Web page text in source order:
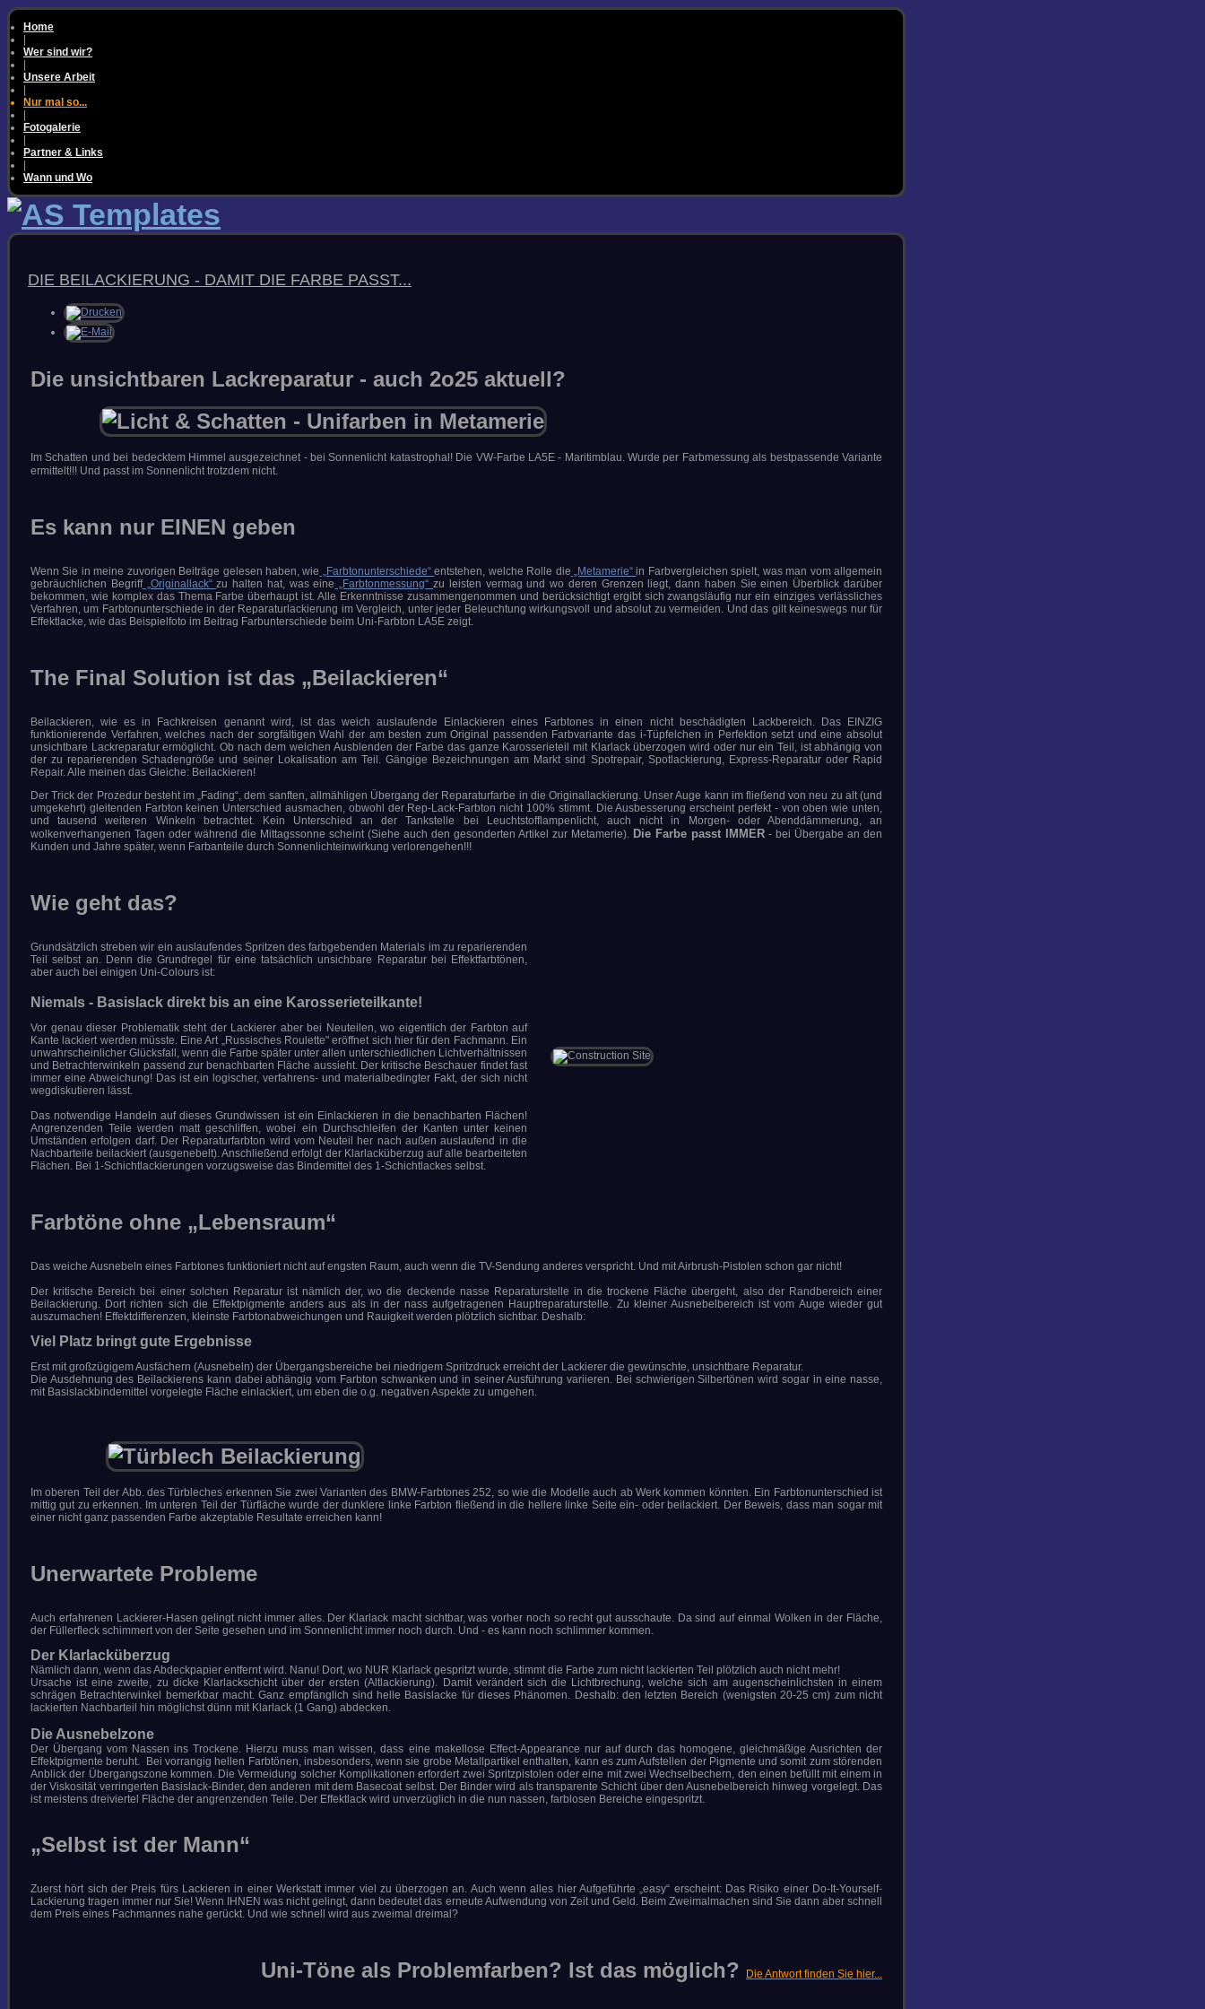
Home
Wer sind wir?
Unsere Arbeit
Nur mal so...
Fotogalerie
Partner & Links
Wann und Wo
DIE BEILACKIERUNG - DAMIT DIE FARBE PASST...
Die unsichtbaren Lackreparatur - auch 2o25 aktuell?
Im Schatten und bei bedecktem Himmel ausgezeichnet - bei Sonnenlicht katastrophal! Die VW-Farbe LA5E - Maritimblau. Wurde per Farbmessung als bestpassende Variante
ermittelt!!! Und passt im Sonnenlicht trotzdem nicht.
Es kann nur EINEN geben
Wenn Sie in meine zuvorigen Beiträge gelesen haben, wie „Farbtonunterschiede“entstehen, welche Rolle die „Metamerie“in Farbvergleichen spielt, was man vom allgemein
gebräuchlichen Begriff„Originallack“zu halten hat, was eine „Farbtonmessung“ zu leisten vermag und wo deren Grenzen liegt, dann haben Sie einen Überblick darüber
bekommen, wie komplex das Thema Farbe überhaupt ist. Alle Erkenntnisse zusammengenommen und berücksichtigt ergibt sich zwangsläufig nur ein einziges verlässliches
Verfahren, um Farbtonunterschiede in der Reparaturlackierung im Vergleich, unter jeder Beleuchtung wirkungsvoll und absolut zu vermeiden. Und das gilt keineswegs nur für
Effektlacke, wie das Beispielfoto im Beitrag Farbunterschiede beim Uni-Farbton LA5E zeigt.
The Final Solution ist das „Beilackieren“
Beilackieren, wie es in Fachkreisen genannt wird, ist das weich auslaufende Einlackieren eines Farbtones in einen nicht beschädigten Lackbereich. Das EINZIG
funktionierende Verfahren, welches nach der sorgfältigen Wahl der am besten zum Original passenden Farbvariante das i-Tüpfelchen in Perfektion setzt und eine absolut
unsichtbare Lackreparatur ermöglicht. Ob nach dem weichen Ausblenden der Farbe das ganze Karosserieteil mit Klarlack überzogen wird oder nur ein Teil, ist abhängig von
der zu reparierenden Schadengröße und seiner Lokalisation am Teil. Gängige Bezeichnungen am Markt sind Spotrepair, Spotlackierung, Express-Reparatur oder Rapid
Repair. Alle meinen das Gleiche: Beilackieren!
Der Trick der Prozedur besteht im „Fading“, dem sanften, allmähligen Übergang der Reparaturfarbe in die Originallackierung. Unser Auge kann im fließend von neu zu alt (und
umgekehrt) gleitenden Farbton keinen Unterschied ausmachen, obwohl der Rep-Lack-Farbton nicht 100% stimmt. Die Ausbesserung erscheint perfekt - von oben wie unten,
und tausend weiteren Winkeln betrachtet. Kein Unterschied an der Tankstelle bei Leuchtstofflampenlicht, auch nicht in Morgen- oder Abenddämmerung, an
wolkenverhangenen Tagen oder während die Mittagssonne scheint (Siehe auch den gesonderten Artikel zur Metamerie). Die Farbe passt IMMER - bei Übergabe an den
Kunden und Jahre später, wenn Farbanteile durch Sonnenlichteinwirkung verlorengehen!!!
Wie geht das?
Grundsätzlich streben wir ein auslaufendes Spritzen des farbgebenden Materials im zu reparierenden
Teil selbst an. Denn die Grundregel für eine tatsächlich unsichbare Reparatur bei Effektfarbtönen,
aber auch bei einigen Uni-Colours ist:
Niemals - Basislack direkt bis an eine Karosserieteilkante!
Vor genau dieser Problematik steht der Lackierer aber bei Neuteilen, wo eigentlich der Farbton auf
Kante lackiert werden müsste. Eine Art „Russisches Roulette" eröffnet sich hier für den Fachmann. Ein
unwahrscheinlicher Glücksfall, wenn die Farbe später unter allen unterschiedlichen Lichtverhältnissen
und Betrachterwinkeln passend zur benachbarten Fläche aussieht. Der kritische Beschauer findet fast
immer eine Abweichung! Das ist ein logischer, verfahrens- und materialbedingter Fakt, der sich nicht
wegdiskutieren lässt.
Das notwendige Handeln auf dieses Grundwissen ist ein Einlackieren in die benachbarten Flächen!
Angrenzenden Teile werden matt geschliffen, wobei ein Durchschleifen der Kanten unter keinen
Umständen erfolgen darf. Der Reparaturfarbton wird vom Neuteil her nach außen auslaufend in die
Nachbarteile beilackiert (ausgenebelt). Anschließend erfolgt der Klarlacküberzug auf alle bearbeiteten
Flächen. Bei 1-Schichtlackierungen vorzugsweise das Bindemittel des 1-Schichtlackes selbst.
Farbtöne ohne „Lebensraum“
Das weiche Ausnebeln eines Farbtones funktioniert nicht auf engsten Raum, auch wenn die TV-Sendung anderes verspricht. Und mit Airbrush-Pistolen schon gar nicht!
Der kritische Bereich bei einer solchen Reparatur ist nämlich der, wo die deckende nasse Reparaturstelle in die trockene Fläche übergeht, also der Randbereich einer
Beilackierung. Dort richten sich die Effektpigmente anders aus als in der nass aufgetragenen Hauptreparaturstelle. Zu kleiner Ausnebelbereich ist vom Auge wieder gut
auszumachen! Effektdifferenzen, kleinste Farbtonabweichungen und Rauigkeit werden plötzlich sichtbar. Deshalb:
Viel Platz bringt gute Ergebnisse
Erst mit großzügigem Ausfächern (Ausnebeln) der Übergangsbereiche bei niedrigem Spritzdruck erreicht der Lackierer die gewünschte, unsichtbare Reparatur.
Die Ausdehnung des Beilackierens kann dabei abhängig vom Farbton schwanken und in seiner Ausführung variieren. Bei schwierigen Silbertönen wird sogar in eine nasse,
mit Basislackbindemittel vorgelegte Fläche einlackiert, um eben die o.g. negativen Aspekte zu umgehen.
Im oberen Teil der Abb. des Türbleches erkennen Sie zwei Varianten des BMW-Farbtones 252, so wie die Modelle auch ab Werk kommen könnten. Ein Farbtonunterschied ist
mittig gut zu erkennen. Im unteren Teil der Türfläche wurde der dunklere linke Farbton fließend in die hellere linke Seite ein- oder beilackiert. Der Beweis, dass man sogar mit
einer nicht ganz passenden Farbe akzeptable Resultate erreichen kann!
Unerwartete Probleme
Auch erfahrenen Lackierer-Hasen gelingt nicht immer alles. Der Klarlack macht sichtbar, was vorher noch so recht gut ausschaute. Da sind auf einmal Wolken in der Fläche,
der Füllerfleck schimmert von der Seite gesehen und im Sonnenlicht immer noch durch. Und - es kann noch schlimmer kommen.
Der Klarlacküberzug
Nämlich dann, wenn das Abdeckpapier entfernt wird. Nanu! Dort, wo NUR Klarlack gespritzt wurde, stimmt die Farbe zum nicht lackierten Teil plötzlich auch nicht mehr!
Ursache ist eine zweite, zu dicke Klarlackschicht über der ersten (Altlackierung). Damit verändert sich die Lichtbrechung, welche sich am augenscheinlichsten in einem
schrägen Betrachterwinkel bemerkbar macht. Ganz empfänglich sind helle Basislacke für dieses Phänomen. Deshalb: den letzten Bereich (wenigsten 20-25 cm) zum nicht
lackierten Nachbarteil hin möglichst dünn mit Klarlack (1 Gang) abdecken.
Die Ausnebelzone
Der Übergang vom Nassen ins Trockene. Hierzu muss man wissen, dass eine makellose Effect-Appearance nur auf durch das homogene, gleichmäßige Ausrichten der
Effektpigmente beruht. Bei vorrangig hellen Farbtönen, insbesonders, wenn sie grobe Metallpartikel enthalten, kann es zum Aufstellen der Pigmente und somit zum störenden
Anblick der Übergangszone kommen. Die Vermeidung solcher Komplikationen erfordert zwei Spritzpistolen oder eine mit zwei Wechselbechern, den einen befüllt mit einem in
der Viskosität verringerten Basislack-Binder, den anderen mit dem Basecoat selbst. Der Binder wird als transparente Schicht über den Ausnebelbereich hinweg vorgelegt. Das
ist meistens dreiviertel Fläche der angrenzenden Teile. Der Effektlack wird unverzüglich in die nun nassen, farblosen Bereiche eingespritzt.
„Selbst ist der Mann“
Zuerst hört sich der Preis fürs Lackieren in einer Werkstatt immer viel zu überzogen an. Auch wenn alles hier Aufgeführte „easy“ erscheint: Das Risiko einer Do-It-Yourself-
Lackierung tragen immer nur Sie! Wenn IHNEN was nicht gelingt, dann bedeutet das erneute Aufwendung von Zeit und Geld. Beim Zweimalmachen sind Sie dann aber schnell
dem Preis eines Fachmannes nahe gerückt. Und wie schnell wird aus zweimal dreimal?
Uni-Töne als Problemfarben? Ist das möglich? Die Antwort finden Sie hier...
RICHTIG SPACHTELN
KRATZER & SCHRAMMEN
POLIEREN
WARUM FARBUNTERSCHIEDE?
METAMERIE &
ORIGINALLACK ??? Teil I-II
DIE BEILACKIERUNG UND
DEREN AKZEPTANZ Teil I-VI
PERLENGLANZ UND
INTERFERENZ
CHROM AUS DER PISTOLE
KTM ORANGE
ZUKUNFTSWEISENDE
STORIES
INSEKTEN, VOGELKOT, HARZ
UND BETON
DIE EINBRENNLACKIERUNG
L A C K I E R F E H L E R
030-541 80 00
IMPRESSUM/DATENSCHUTZ
*DOWNLOADS*
COPYRIGHT © 2026 GÄBEL - LACK UND
KAROSSERIE